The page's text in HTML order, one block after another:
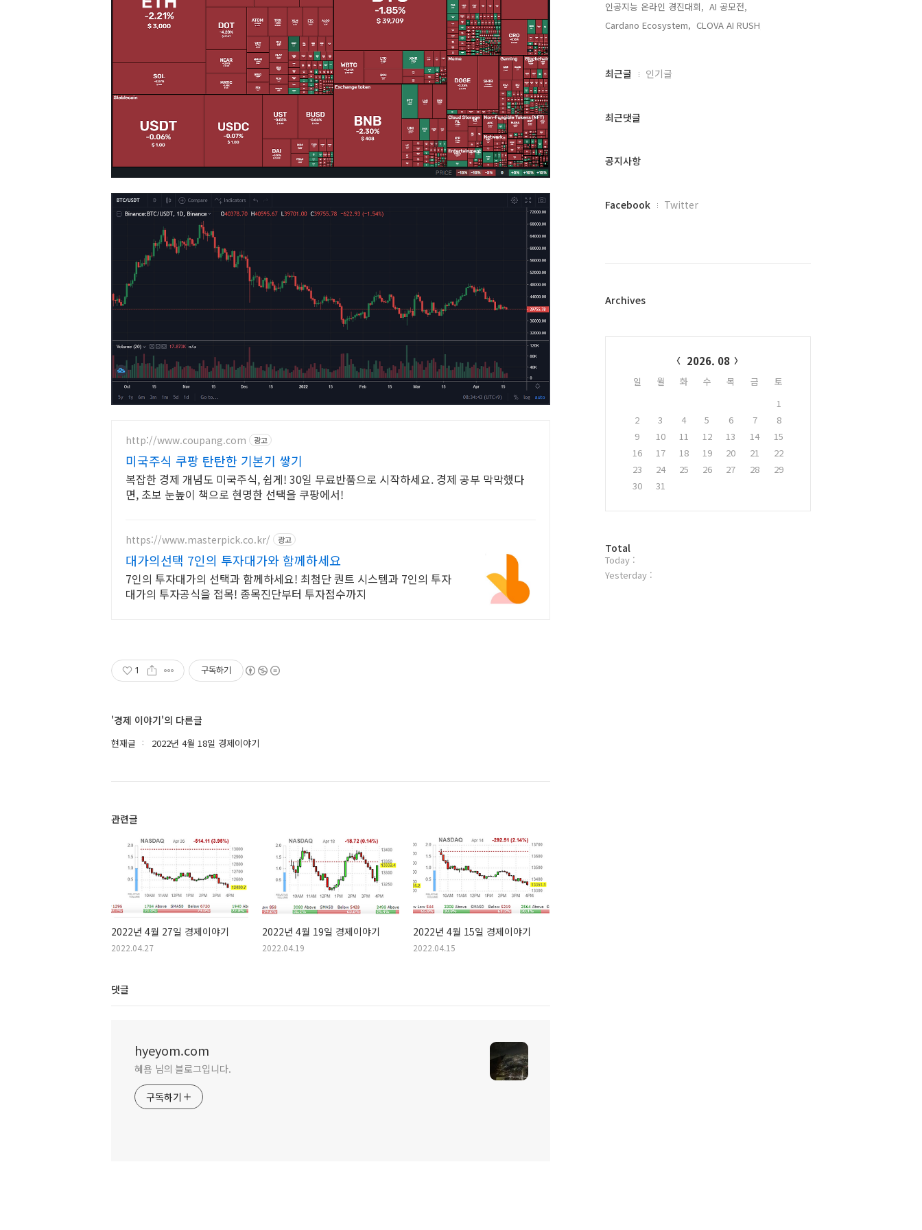
http://www.coupang.com 광고
미국주식 쿠팡 탄탄한 기본기 쌓기
복잡한 경제 개념도 미국주식, 쉽게! 30일 무료반품으로 시작하세요. 경제 공부 막막했다
면, 초보 눈높이 책으로 현명한 선택을 쿠팡에서!
https://www.masterpick.co.kr/ 광고
대가의선택 7인의 투자대가와 함께하세요
7인의 투자대가의 선택과 함께하세요! 최첨단 퀀트 시스템과 7인의 투자
대가의 투자공식을 접목! 종목진단부터 투자점수까지
1 구독하기
'경제 이야기'의 다른글
현재글 2022년 4월 18일 경제이야기
관련글
2022년 4월 27일 경제이야기
2022.04.27
2022년 4월 19일 경제이야기
2022.04.19
2022년 4월 15일 경제이야기
2022.04.15
댓글
hyeyom.com
혜욤 님의 블로그입니다.
구독하기
인공지능 온라인 경진대회, AI 공모전,
Cardano Ecosystem, CLOVA AI RUSH,
최
과
글
최근글 인기글
최근댓글
공지사항
페
플
Facebook Twitter
Archives
2026. 08
일 월 화 수 목 금
토
1
2
3 4 5 6 7
8
9
10 11 12 13 14
15
16
17 18 19 20 21
22
23
24 25 26 27 28
29
30
31
방
문
자
Total
Today :
Yesterday :